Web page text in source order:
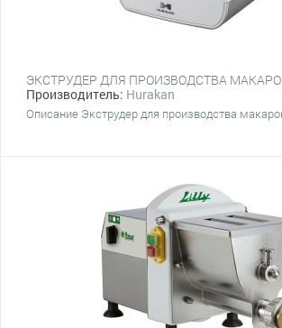
Производитель: Hurakan
Описание Экструдер для производства